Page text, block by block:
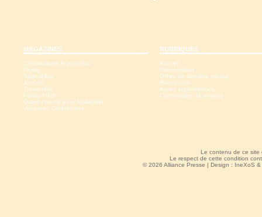
MAGAZINES
Christianisme Aujourd'hui
Family
SpirituElles
Just 4U
Trampoline
Family-FIPS
Quart d'heure pour l'essentiel
Vacances Chrétiennes
RUBRIQUES
Accueil
Présentation
Offres de dernière minute
Rechercher
Accès organisateurs
Commander un numéro
Le contenu de ce site
Le respect de cette condition
© 2026 Alliance Presse | Design : IneXoS &